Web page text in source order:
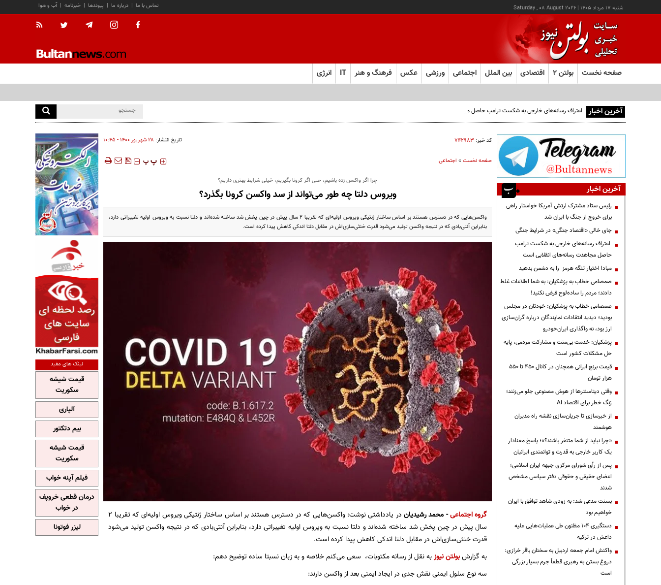
شنبه ۱۷ مرداد ۱۴۰۵ |
Saturday , 08 August 2026 آب و هوا | خبرنامه | پیوندها | درباره ما | تماس با ما
صفحه نخست بولتن ۲ اقتصادی بین الملل اجتماعی ورزشی عکس فرهنگ و هنر IT انرژی
آخرین اخبار اعتراف رسانه‌های خارجی به شکست ترامپ حاصل مجاهدت رسانه‌های انقلابی است
کد خبر: ۷۴۲۹۸۳ تاریخ انتشار: ۲۸ شهريور ۱۴۰۰ - ۱۰:۴۵
صفحه نخست» اجتماعی ‍‍‍ پ پ
چرا اگر واکسن زده باشیم، حتی اگر کرونا بگیریم، خیلی شرایط بهتری داریم؟
ویروس دلتا چه طور می‌تواند از سد واکسن کرونا بگذرد؟
واکسن‌هایی که در دسترس هستند بر اساس ساختار ژنتیکی ویروس اولیه‌ای که تقریبا ۲ سال پیش در چین پخش شد ساخته شده‌اند و دلتا نسبت به ویروس اولیه تغییراتی دارد،
بنابراین آنتی‌بادی که در نتیجه واکسن تولید می‌شود قدرت خنثی‌سازی‌اش در مقابل دلتا اندکی کاهش پیدا کرده است.
گروه اجتماعی- محمد رشیدیان
در یادداشتی نوشت: واکسن‌هایی که در دسترس هستند بر اساس ساختار ژنتیکی ویروس اولیه‌ای که تقریبا ۲
سال پیش در چین پخش شد ساخته شده‌اند و دلتا نسبت به ویروس اولیه تغییراتی دارد، بنابراین آنتی‌بادی که در نتیجه واکسن تولید می‌شود
قدرت خنثی‌سازی‌اش در مقابل دلتا اندکی کاهش پیدا کرده است.
به گزارشبولتن نیوزبه نقل از رسانه مکتوبات، سعی می‌کنم خلاصه و به زبان نسبتا ساده توضیح دهم:
سه نوع سلول ایمنی نقش جدی در ایجاد ایمنی بعد از واکسن دارند:
آخرین اخبار
رئیس ستاد مشترک ارتش آمریکا خواستار راهی
برای خروج از جنگ با ایران شد
جای خالی «اقتصاد جنگی» در شرایط جنگی
اعتراف رسانه‌های خارجی به شکست ترامپ
حاصل مجاهدت رسانه‌های انقلابی است
مبادا اختیار تنگه هرمز را به دشمن بدهید
صمصامی خطاب به پزشکیان: به شما اطلاعات غلط
دادند؛ مردم را ساده‌لوح فرض نکنید!
صمصامی خطاب به پزشکیان: خودتان در مجلس
بودید؛ دیدید انتقادات نمایندگان درباره گران‌سازی
ارز بود، نه واگذاری ایران‌خودرو
پزشکیان: خدمت بی‌منت و مشارکت مردمی، پایه
حل مشکلات کشور است
قیمت‌ برنج ایرانی همچنان در کانال ۴۵۰ تا ۵۵۰
هزار تومان
وقتی دیتاسنترها از هوش مصنوعی جلو می‌زنند؛
زنگ خطر برای اقتصاد AI
از خبرسازی تا جریان‌سازی نقشه راه مدیران
هوشمند
«چرا نباید از شما متنفر باشند؟»؛ پاسخ معنادار
یک کاربر خارجی به قدرت و توانمندی ایرانیان
پس از رأی شورای مرکزی جبهه ایران اسلامی؛
اعضای حقیقی و حقوقی دفتر سیاسی مشخص
شدند
بسنت مدعی شد: به زودی شاهد توافق با ایران
خواهیم بود
دستگیری ۱۰۴ مظنون طی عملیات‌هایی علیه
داعش در ترکیه
واکنش امام جمعه اردبیل به سخنان باقر خرازی:
دروغ بستن به رهبری قطعاً جرم بسیار بزرگی
است
لینک های مفید
قیمت شیشه
سکوریت
آلپاری
بیم دتکتور
قیمت شیشه
سکوریت
فیلم آپنه خواب
درمان قطعی خروپف
در خواب
لیزر فوتونا